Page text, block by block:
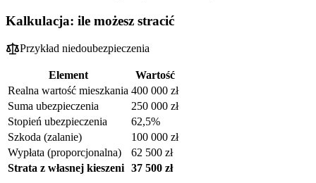
Kalkulacja: ile możesz stracić
Przykład niedoubezpieczenia
Element
Wartość
Realna wartość mieszkania 400 000 zł
Suma ubezpieczenia
250 000 zł
Stopień ubezpieczenia
62,5%
Szkoda (zalanie)
100 000 zł
Wypłata (proporcjonalna)
62 500 zł
Strata z własnej kieszeni 37 500 zł